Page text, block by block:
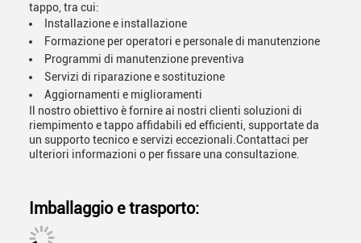
tappo, tra cui:
Installazione e installazione
Formazione per operatori e personale di manutenzione
Programmi di manutenzione preventiva
Servizi di riparazione e sostituzione
Aggiornamenti e miglioramenti
Il nostro obiettivo è fornire ai nostri clienti soluzioni di
riempimento e tappo affidabili ed efficienti, supportate da
un supporto tecnico e servizi eccezionali.Contattaci per
ulteriori informazioni o per fissare una consultazione.
Imballaggio e trasporto: